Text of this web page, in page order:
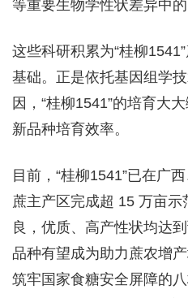
等重要生物学性状差异中的
这些科研积累为“桂柳
基础。正是依托基因组学
因，“桂柳1541”的培育大
新品种培育效率。
目前，“桂柳1541”已在广
蔗主产区完成超 15 万亩
良，优质、高产性状均达
品种有望成为助力蔗农增
筑牢国家食糖安全屏障的